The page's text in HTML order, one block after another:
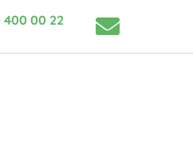
400 00 22